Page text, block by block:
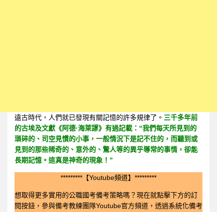
遠古時代，人們就已發現有關記憶的許多規律了。 三千多年前
的古埃及文獻《阿德·海萊謬》有過記載：“我們每天所見到的
瑣碎的、司空見慣的小事，一般情況下是記不住的，而聽到或
見到的那些稀奇的、意外的、驚人等的異乎導常的事情，卻能
長期記憶。這真是神奇的現象！”
*********【Youtube頻道】*********
想取得更多實用的公職國考備考策略嗎？現在就點擊下方的訂
閱按鈕，參與備考教練團隊Youtube官方頻道，透過系統化備考